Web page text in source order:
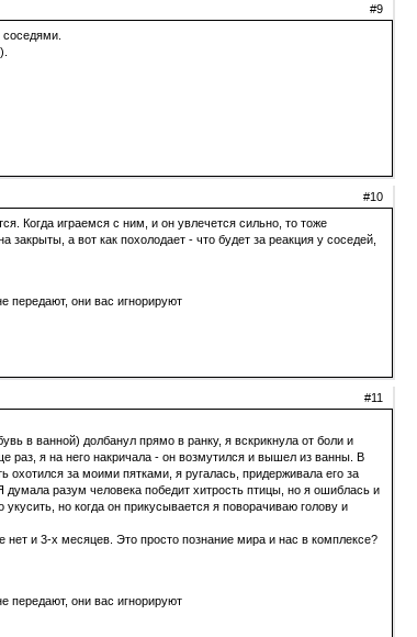
#9
#10
Когда играемся с ним, и он увлечется сильно, то тоже
а вот как похолодает - что будет за реакция у соседей,
передают, они вас игнорируют
#11
в ванной) долбанул прямо в ранку, я вскрикнула от боли и
раз, я на него накричала - он возмутился и вышел из ванны. В
за моими пятками, я ругалась, придерживала его за
разум человека победит хитрость птицы, но я ошиблась и
но когда он прикусывается я поворачиваю голову и
и 3-х месяцев. Это просто познание мира и нас в комплексе?
передают, они вас игнорируют